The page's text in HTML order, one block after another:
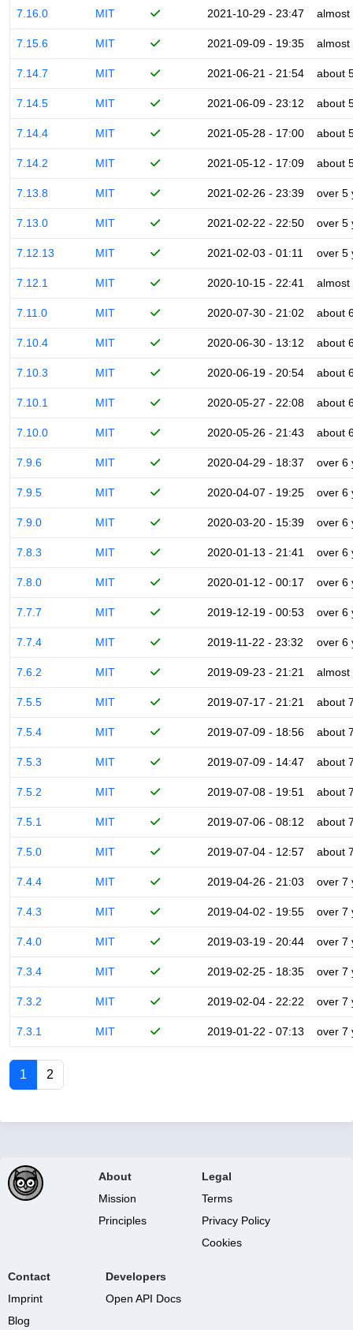
7.16.0 MIT 2021-10-29 - 23:47 almost
7.15.6 MIT 2021-09-09 - 19:35 almost
7.14.7 MIT 2021-06-21 - 21:54 about
7.14.5 MIT 2021-06-09 - 23:12 about
7.14.4 MIT 2021-05-28 - 17:00 about
7.14.2 MIT 2021-05-12 - 17:09 about
7.13.8 MIT 2021-02-26 - 23:39 over 5
7.13.0 MIT 2021-02-22 - 22:50 over 5
7.12.13 MIT 2021-02-03 - 01:11 over 5
7.12.1 MIT 2020-10-15 - 22:41 almost
7.11.0 MIT 2020-07-30 - 21:02 about
7.10.4 MIT 2020-06-30 - 13:12 about
7.10.3 MIT 2020-06-19 - 20:54 about
7.10.1 MIT 2020-05-27 - 22:08 about
7.10.0 MIT 2020-05-26 - 21:43 about
7.9.6 MIT 2020-04-29 - 18:37 over 6
7.9.5 MIT 2020-04-07 - 19:25 over 6
7.9.0 MIT 2020-03-20 - 15:39 over 6
7.8.3 MIT 2020-01-13 - 21:41 over 6
7.8.0 MIT 2020-01-12 - 00:17 over 6
7.7.7 MIT 2019-12-19 - 00:53 over 6
7.7.4 MIT 2019-11-22 - 23:32 over 6
7.6.2 MIT 2019-09-23 - 21:21 almost
7.5.5 MIT 2019-07-17 - 21:21 about
7.5.4 MIT 2019-07-09 - 18:56 about
7.5.3 MIT 2019-07-09 - 14:47 about
7.5.2 MIT 2019-07-08 - 19:51 about
7.5.1 MIT 2019-07-06 - 08:12 about
7.5.0 MIT 2019-07-04 - 12:57 about
7.4.4 MIT 2019-04-26 - 21:03 over 7
7.4.3 MIT 2019-04-02 - 19:55 over 7
7.4.0 MIT 2019-03-19 - 20:44 over 7
7.3.4 MIT 2019-02-25 - 18:35 over 7
7.3.2 MIT 2019-02-04 - 22:22 over 7
7.3.1 MIT 2019-01-22 - 07:13 over 7
1 2
About
Mission
Principles
Legal
Terms
Privacy Policy
Cookies
Contact
Imprint
Blog
Developers
Open API Docs